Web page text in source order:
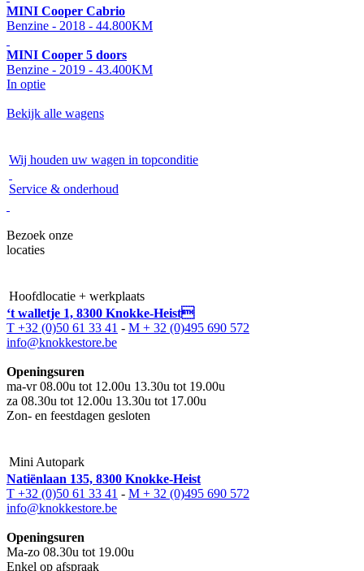
MINI Cooper Cabrio
Benzine - 2018 - 44.800KM
MINI Cooper 5 doors
Benzine - 2019 - 43.400KM
In optie
Bekijk alle wagens
Wij houden uw wagen in topconditie
Service & onderhoud
Bezoek onze
locaties
Hoofdlocatie + werkplaats
‘t walletje 1, 8300 Knokke-Heist
T +32 (0)50 61 33 41 - M + 32 (0)495 690 572
info@knokkestore.be
Openingsuren
ma-vr 08.00u tot 12.00u 13.30u tot 19.00u
za 08.30u tot 12.00u 13.30u tot 17.00u
Zon- en feestdagen gesloten
Mini Autopark
Natiënlaan 135, 8300 Knokke-Heist
T +32 (0)50 61 33 41 - M + 32 (0)495 690 572
info@knokkestore.be
Openingsuren
Ma-zo 08.30u tot 19.00u
Enkel op afspraak